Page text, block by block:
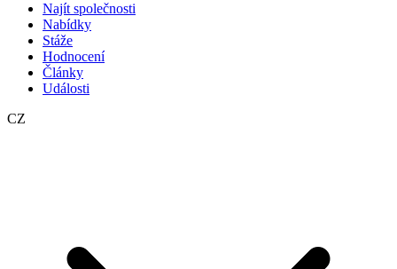
Najít společnosti
Nabídky
Stáže
Hodnocení
Články
Události
CZ